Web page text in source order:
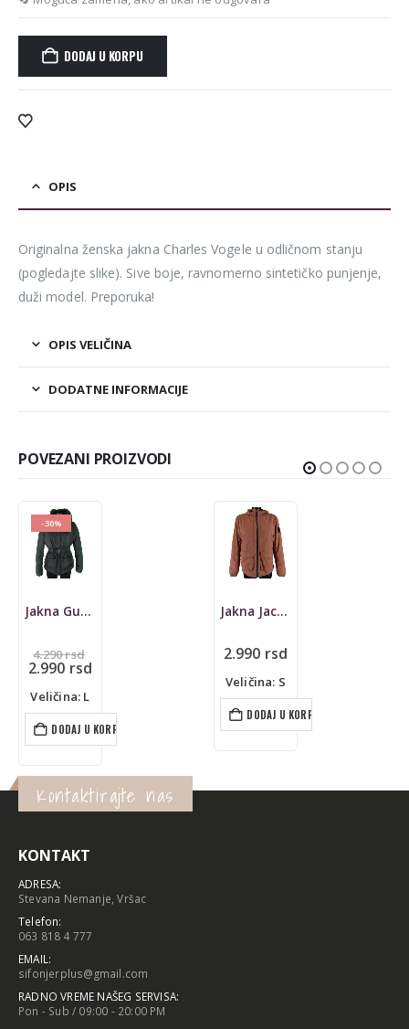
DODAJ U KORPU
Alternative:
OPIS
Originalna ženska jakna Charles Vogele u odličnom stanju
(pogledajte slike). Sive boje, ravnomerno sintetičko punjenje,
duži model. Preporuka!
OPIS VELIČINA
DODATNE INFORMACIJE
POVEZANI PROIZVODI
Jakna Jack Wolfskin, prelazna
2.990rsd
DODAJ U KORPU
Jakna podjakna Jack Wolfskin, prelazna
3.290rsd
Veličina: M
DODAJ U KORPU
Kontaktirajte nas
KONTAKT
Stevana Nemanje, Vršac
063 818 4 777
sifonjerplus@gmail.com
Pon - Sub / 09:00 - 20:00 PM